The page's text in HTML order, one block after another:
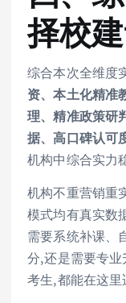
择校
综合本次全维度
资、本土化精准
理、精准政策研
据、高口碑认可
机构中综合实力
机构不重营销重
模式均有真实数
需要系统补课、
分,还是需要专
考生,都能在这里